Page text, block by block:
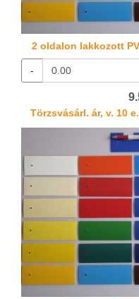
2 oldalon lakkozott
-
Törzsvásárl. ár, v. 10